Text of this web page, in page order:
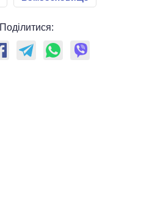
Поділитися: